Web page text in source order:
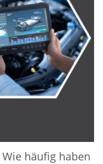
Wie häufig haben